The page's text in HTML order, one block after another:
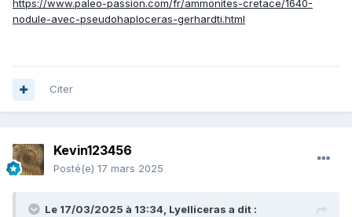
https://www.paleo-passion.com/fr/ammonites-cretace/1640-
nodule-avec-pseudohaploceras-gerhardti.html
Citer
Kevin123456
Posté(e) 17 mars 2025
Le 17/03/2025 à 13:34, Lyelliceras a dit :